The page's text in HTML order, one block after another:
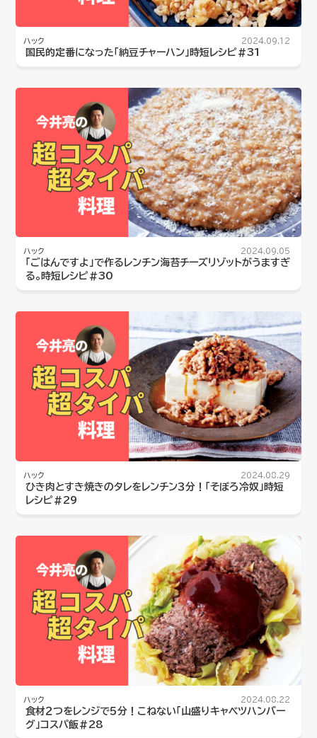
ハック 2024.09.12
国民的定番になった「納豆チャーハン」時短レシピ#31
ハック 2024.09.05
「ごはんですよ」で作るレンチン海苔チーズリゾットがうますぎ
る。時短レシピ#30
ハック 2024.08.29
ひき肉とすき焼きのタレをレンチン３分！「そぼろ冷奴」時短
レシピ#29
ハック 2024.08.22
食材２つをレンジで５分！こねない「山盛りキャベツハンバー
グ」コスパ飯#28